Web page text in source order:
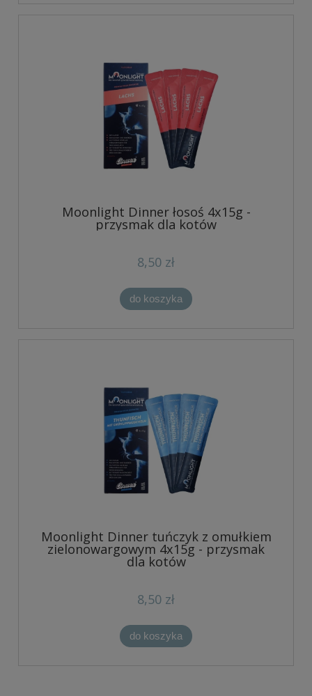
Moonlight Dinner łosoś 4x15g -
przysmak dla kotów
8,50 zł
do koszyka
Moonlight Dinner tuńczyk z omułkiem
zielonowargowym 4x15g - przysmak
dla kotów
8,50 zł
do koszyka